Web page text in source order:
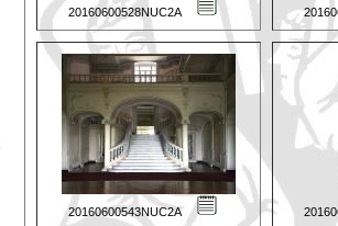
20160600528NUC2A
20160600543NUC2A